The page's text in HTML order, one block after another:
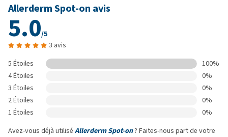
Allerderm Spot-on avis
5.0/5
3 avis
5 Étoiles
100%
4 Étoiles
0%
3 Étoiles
0%
2 Étoiles
0%
1 Étoiles
0%
Avez-vous déjà utilisé Allerderm Spot-on? Faites-nous part de votre